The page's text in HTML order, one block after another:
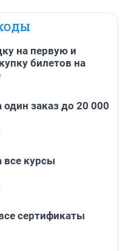
на первую и
билетов на
один заказ до 20 000
все курсы
сертификаты